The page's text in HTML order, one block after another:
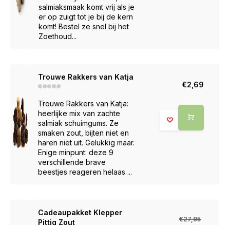
salmiaksmaak komt vrij als je
er op zuigt tot je bij de kern
komt! Bestel ze snel bij het
Zoethoud...
Trouwe Rakkers van Katja
Trouwe Rakkers van Katja:
heerlijke mix van zachte
salmiak schuimgums. Ze
smaken zout, bijten niet en
haren niet uit. Gelukkig maar.
Enige minpunt: deze 9
verschillende brave
beestjes reageren helaas ...
€2,69
Cadeaupakket Klepper
Pittig Zout
€27,95